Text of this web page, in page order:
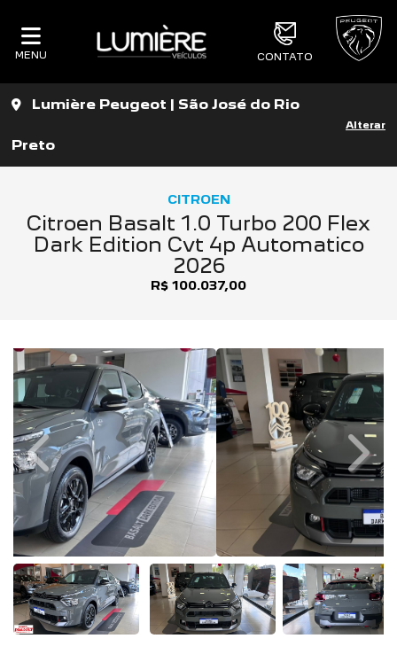
MENU CONTATO
Preto
Alterar
CITROEN
Citroen Basalt 1.0 Turbo 200 Flex
Dark Edition Cvt 4p Automatico
2026
R$ 100.037,00
Previous Next